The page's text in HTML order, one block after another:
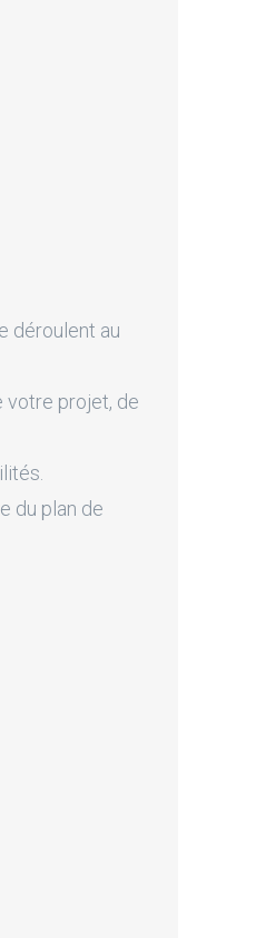
déroulent au
votre projet, de
du plan de